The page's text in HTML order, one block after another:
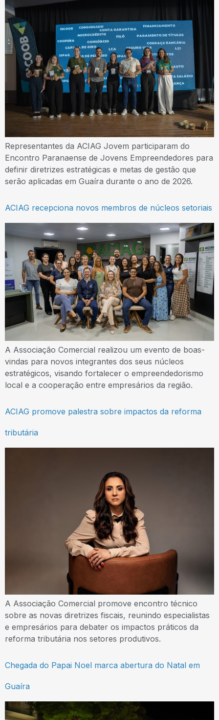
Representantes da ACIAG Jovem participaram do
Encontro Paranaense de Jovens Empreendedores para
definir diretrizes estratégicas e metas de gestão que
serão aplicadas em Guaíra durante o ano de 2026.
ACIAG recepciona novos membros de núcleos setoriais
A Associação Comercial realizou um evento de boas-
vindas para novos integrantes dos seus núcleos
estratégicos, visando fortalecer o empreendedorismo
local e a cooperação entre empresários da região.
ACIAG promove palestra sobre impactos da reforma
tributária
A Associação Comercial promove encontro técnico
sobre as novas diretrizes fiscais, reunindo especialistas
e empresários para debater os impactos práticos da
reforma tributária nos setores produtivos.
Chegada do Papai Noel marca abertura do Natal em
Guaíra